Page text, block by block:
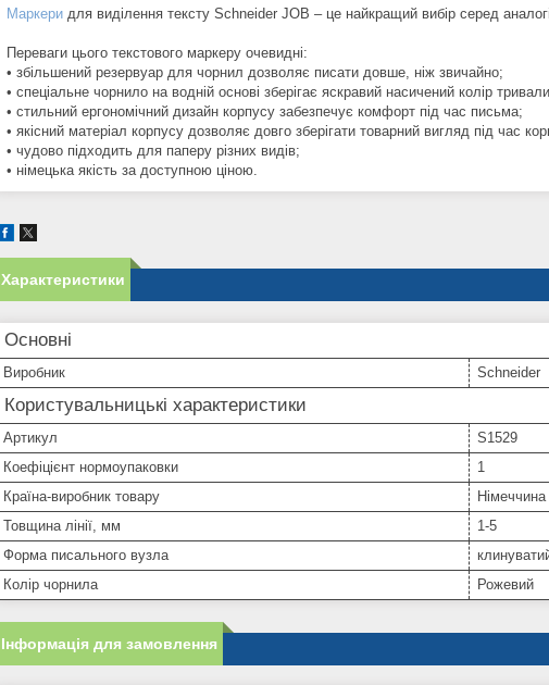
Маркери для виділення тексту Schneider JOB – це найкращий вибір серед
Переваги цього текстового маркеру очевидні:
• збільшений резервуар для чорнил дозволяє писати довше, ніж звичайно;
• спеціальне чорнило на водній основі зберігає яскравий насичений колір
• стильний ергономічний дизайн корпусу забезпечує комфорт під час письма;
• якісний матеріал корпусу дозволяє довго зберігати товарний вигляд під час
• чудово підходить для паперу різних видів;
• німецька якість за доступною ціною.
Характеристики
Основні
Виробник Schneider
Користувальницькі характеристики
Артикул
S1529
Коефіцієнт нормоупаковки
1
Країна-виробник товару
Німеччина
Товщина лінії, мм
1-5
Форма писального вузла
Колір чорнила
Рожевий
Інформація для замовлення